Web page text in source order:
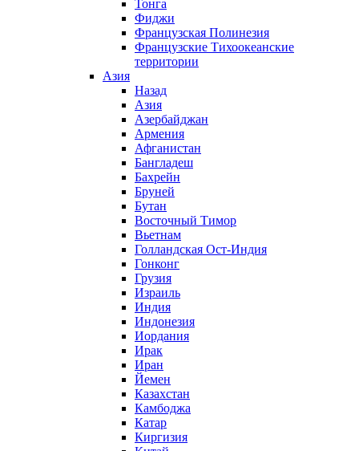
Тонга
Фиджи
Французская Полинезия
Французские Тихоокеанские
территории
Азия
Назад
Азия
Азербайджан
Армения
Афганистан
Бангладеш
Бахрейн
Бруней
Бутан
Восточный Тимор
Вьетнам
Голландская Ост-Индия
Гонконг
Грузия
Израиль
Индия
Индонезия
Иордания
Ирак
Иран
Йемен
Казахстан
Камбоджа
Катар
Киргизия